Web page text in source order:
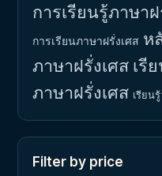
การเรียนรู้ภาษาฝ
การเรียนภาษาฝรั่งเศส ห
ภาษาฝรั่งเศส เรี
ภาษาฝรั่งเศส เรียน
Filter by price